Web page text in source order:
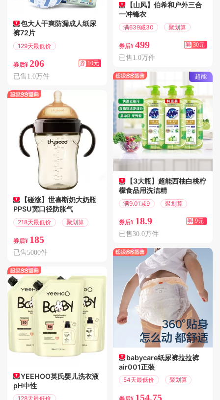
包大人干爽防漏成人纸尿
裤72片
129天最低价
券后¥ 206 券 10元
已售1.0万件
【碰涨】世喜断奶大奶瓶
PPSU宽口径防胀气
218天最低价 聚划算
券后¥ 185
已售5000件
YEEHOO英氏婴儿洗衣液
pH中性
128天最低价
【山风】伯希和户外三合
一冲锋衣
满639减30 聚划算
券后¥ 499 券 30元
已售1.0万件
超能
【3大瓶】超能西柚白桃柠
檬食品用洗洁精
满9.01减9 聚划算
券后¥ 18.9 券 9元
已售30.0万件
babycare纸尿裤拉拉裤
air001正装
54天最低价 聚划算
154.75